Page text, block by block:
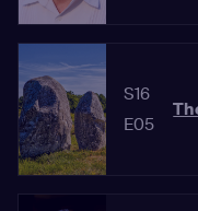
S16
E05